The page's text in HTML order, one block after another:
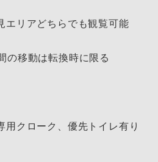
エリアどちらでも観覧可能
移動は転換時に限る
用クローク、優先トイレ有り